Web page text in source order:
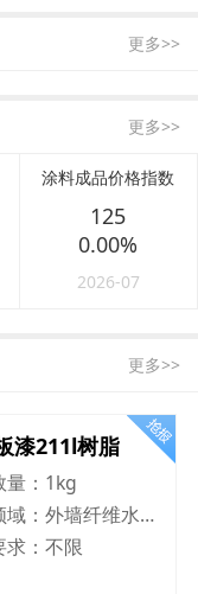
更多>>
更多>>
涂料成品价格指数
125
0.00%
2026-07
更多>>
漆211l树脂
： 1kg
域：
外墙纤维水泥板
求：不限